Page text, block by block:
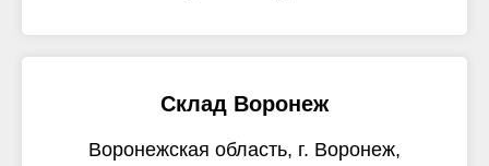
Склад Воронеж
Воронежская область, г. Воронеж,